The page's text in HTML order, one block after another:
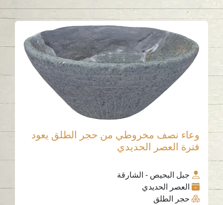
وعاء نصف مخروطي من حجر الطلق يعود
فترة العصر الحديدي
جبل البحيص - الشارقة
العصر الحديدي
حجر الطلق